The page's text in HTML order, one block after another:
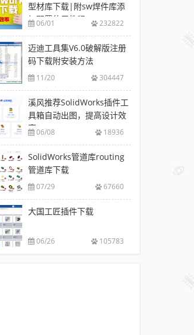
型材库下载|附sw焊件库添
加配置使用教程
06/01 232822
迈迪工具集V6.0破解版注册
码下载附安装方法
11/20 304447
溪风推荐SolidWorks插件工
具箱自动出图，提高设计效
率06/08 18936
SolidWorks管道库routing
管道库下载
07/29 67660
大国工匠插件下载
06/26 105783